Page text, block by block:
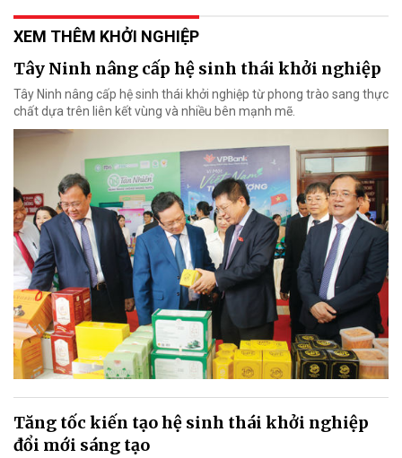
XEM THÊM KHỞI NGHIỆP
Tây Ninh nâng cấp hệ sinh thái khởi nghiệp
Tây Ninh nâng cấp hệ sinh thái khởi nghiệp từ phong trào sang thực
chất dựa trên liên kết vùng và nhiều bên mạnh mẽ.
Tăng tốc kiến tạo hệ sinh thái khởi nghiệp
đổi mới sáng tạo